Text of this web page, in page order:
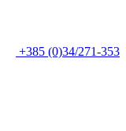
+385 (0)34/271-353